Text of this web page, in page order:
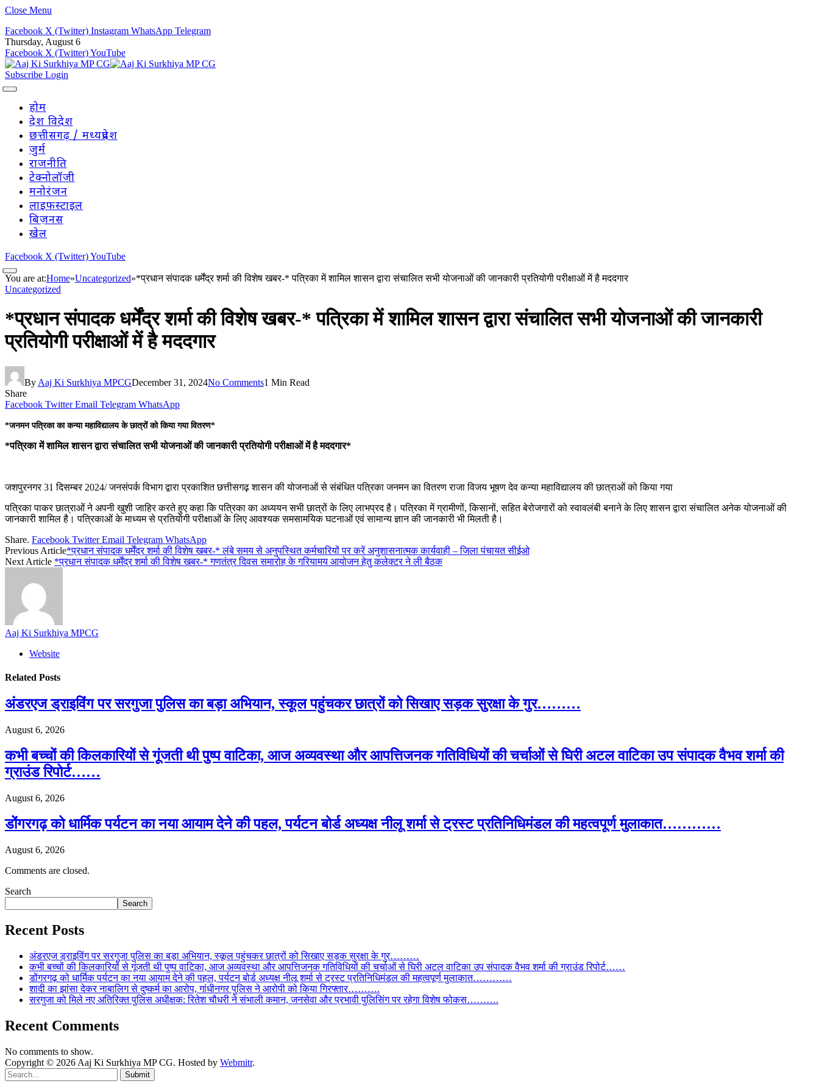
Close Menu
Facebook X (Twitter) Instagram WhatsApp Telegram
Thursday, August 6
Facebook X (Twitter)YouTube
Subscribe Login
होम
देश विदेश
छत्तीसगढ़ / मध्यप्रदेश
जुर्म
राजनीति
टेक्नोलॉजी
मनोरंजन
लाइफस्टाइल
बिज़नस
खेल
Facebook X (Twitter)YouTube
You are at:Home»Uncategorized»*प्रधान संपादक धर्मेंद्र शर्मा की विशेष खबर-* पत्रिका में शामिल शासन द्वारा संचालित सभी योजनाओं की जानकारी प्रतियोगी परीक्षाओं में है मददगार
Uncategorized
*प्रधान संपादक धर्मेंद्र शर्मा की विशेष खबर-* पत्रिका में शामिल शासन द्वारा संचालित सभी योजनाओं की जानकारी
प्रतियोगी परीक्षाओं में है मददगार
By Aaj Ki Surkhiya MPCGDecember 31, 2024No Comments1 Min Read
Share
Facebook Twitter Email Telegram WhatsApp
*जनमन पत्रिका का कन्या महाविद्यालय के छात्रों को किया गया वितरण*
*पत्रिका में शामिल शासन द्वारा संचालित सभी योजनाओं की जानकारी प्रतियोगी परीक्षाओं में है मददगार*
जशपुरनगर 31 दिसम्बर 2024/ जनसंपर्क विभाग द्वारा प्रकाशित छत्तीसगढ़ शासन की योजनाओं से संबंधित पत्रिका जनमन का वितरण राजा विजय भूषण देव कन्या महाविद्यालय की छात्राओं को किया गया
पत्रिका पाकर छात्राओं ने अपनी खुशी जाहिर करते हुए कहा कि पत्रिका का अध्ययन सभी छात्रों के लिए लाभप्रद है। पत्रिका में ग्रामीणों, किसानों, सहित बेरोजगारों को स्वावलंबी बनाने के लिए शासन द्वारा संचालित अनेक योजनाओं की
जानकारी शामिल है। पत्रिकाओं के माध्यम से प्रतियोगी परीक्षाओं के लिए आवश्यक समसामयिक घटनाओं एवं सामान्य ज्ञान की जानकारी भी मिलती है।
Share. Facebook Twitter Email Telegram WhatsApp
Previous Article*प्रधान संपादक धर्मेंद्र शर्मा की विशेष खबर-* लंबे समय से अनुपस्थित कर्मचारियों पर करें अनुशासनात्मक कार्यवाही – जिला पंचायत सीईओ
Next Article *प्रधान संपादक धर्मेंद्र शर्मा की विशेष खबर-* गणतंत्र दिवस समारोह के गरियामय आयोजन हेतु कलेक्टर ने ली बैठक
Aaj Ki Surkhiya MPCG
Website
Related Posts
अंडरएज ड्राइविंग पर सरगुजा पुलिस का बड़ा अभियान, स्कूल पहुंचकर छात्रों को सिखाए सड़क सुरक्षा के गुर………
August 6, 2026
कभी बच्चों की किलकारियों से गूंजती थी पुष्प वाटिका, आज अव्यवस्था और आपत्तिजनक गतिविधियों की चर्चाओं से घिरी अटल वाटिका उप संपादक वैभव शर्मा की
ग्राउंड रिपोर्ट……
August 6, 2026
डोंगरगढ़ को धार्मिक पर्यटन का नया आयाम देने की पहल, पर्यटन बोर्ड अध्यक्ष नीलू शर्मा से ट्रस्ट प्रतिनिधिमंडल की महत्वपूर्ण मुलाकात…………
August 6, 2026
Comments are closed.
Search
Search
Recent Posts
अंडरएज ड्राइविंग पर सरगुजा पुलिस का बड़ा अभियान, स्कूल पहुंचकर छात्रों को सिखाए सड़क सुरक्षा के गुर………
कभी बच्चों की किलकारियों से गूंजती थी पुष्प वाटिका, आज अव्यवस्था और आपत्तिजनक गतिविधियों की चर्चाओं से घिरी अटल वाटिका उप संपादक वैभव शर्मा की ग्राउंड रिपोर्ट……
डोंगरगढ़ को धार्मिक पर्यटन का नया आयाम देने की पहल, पर्यटन बोर्ड अध्यक्ष नीलू शर्मा से ट्रस्ट प्रतिनिधिमंडल की महत्वपूर्ण मुलाकात…………
शादी का झांसा देकर नाबालिग से दुष्कर्म का आरोप, गांधीनगर पुलिस ने आरोपी को किया गिरफ्तार……….
सरगुजा को मिले नए अतिरिक्त पुलिस अधीक्षक: रितेश चौधरी ने संभाली कमान, जनसेवा और प्रभावी पुलिसिंग पर रहेगा विशेष फोकस……….
Recent Comments
No comments to show.
Copyright © 2026 Aaj Ki Surkhiya MP CG. Hosted by Webmitr.
Submit